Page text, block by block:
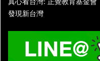
真心看台灣: 正覺教育基金會
發現新台灣